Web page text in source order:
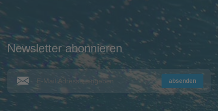
Newsletter abonnieren
absenden